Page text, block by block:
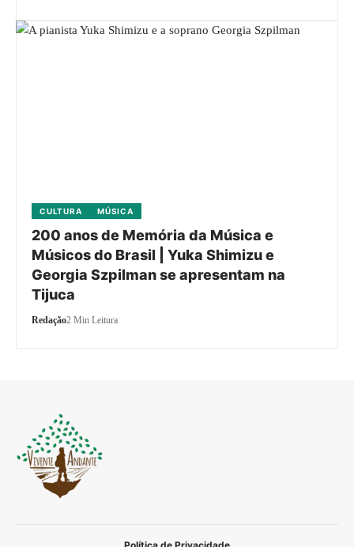
CULTURA MÚSICA
200 anos de Memória da Música e
Músicos do Brasil | Yuka Shimizu e
Georgia Szpilman se apresentam na
Tijuca
Redação2 Min Leitura